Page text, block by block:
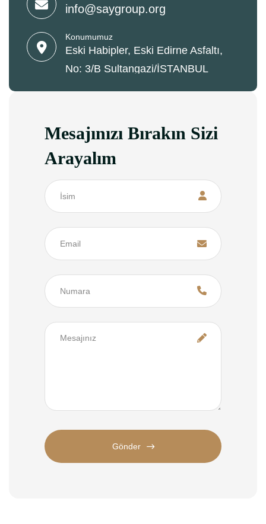
info@saygroup.org
Konumumuz
Eski Habipler, Eski Edirne Asfaltı,
No: 3/B Sultangazi/İSTANBUL
Mesajınızı Bırakın Sizi
Arayalım
Gönder